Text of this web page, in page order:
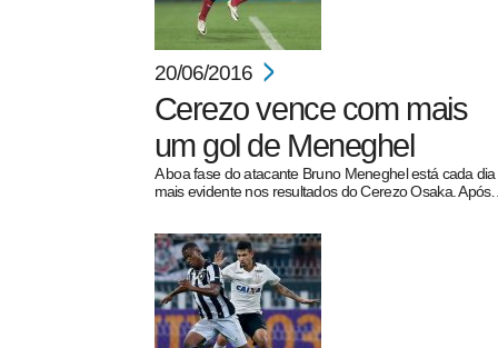
20/06/2016
Cerezo vence com mais
um gol de Meneghel
A boa fase do atacante Bruno Meneghel está cada dia
mais evidente nos resultados do Cerezo Osaka.